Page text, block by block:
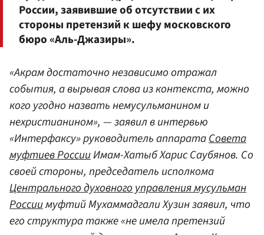
России, заявившие об отсутствии с их
стороны претензий к шефу московского
бюро «Аль-Джазиры».
«Акрам достаточно независимо отражал
события, а вырывая слова из контекста, можно
кого угодно назвать немусульманином и
нехристианином», — заявил в интервью
«Интерфаксу» руководитель аппаратаСовета
муфтиев РоссииИмам-Хатыб Харис Саубянов. Со
своей стороны, председатель исполкома
Центрального духовного управления мусульман
Россиимуфтий Мухаммадгали Хузин заявил, что
его структура также «не имела претензий